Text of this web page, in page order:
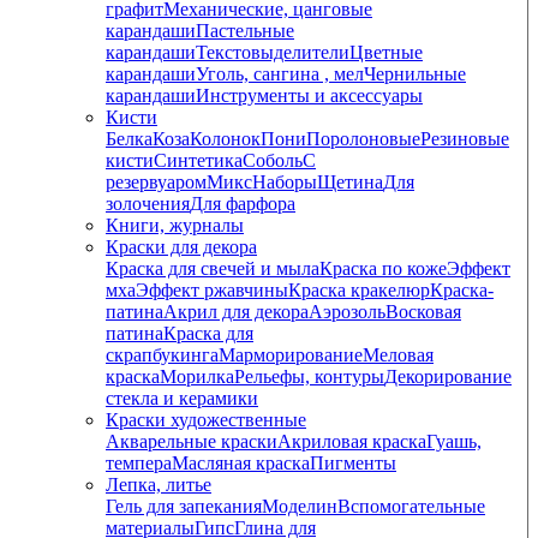
графитМеханические, цанговые
карандашиПастельные
карандашиТекстовыделителиЦветные
карандашиУголь, сангина , мелЧернильные
карандашиИнструменты и аксессуары
Кисти
БелкаКозаКолонокПониПоролоновыеРезиновые
кистиСинтетикаСобольС
резервуаромМиксНаборыЩетинаДля
золоченияДля фарфора
Книги, журналы
Краски для декора
Краска для свечей и мылаКраска по кожеЭффект
мхаЭффект ржавчиныКраска кракелюрКраска-
патинаАкрил для декораАэрозольВосковая
патинаКраска для
скрапбукингаМарморированиеМеловая
краскаМорилкаРельефы, контурыДекорирование
стекла и керамики
Краски художественные
Акварельные краскиАкриловая краскаГуашь,
темпераМасляная краскаПигменты
Лепка, литье
Гель для запеканияМоделинВспомогательные
материалыГипсГлина для